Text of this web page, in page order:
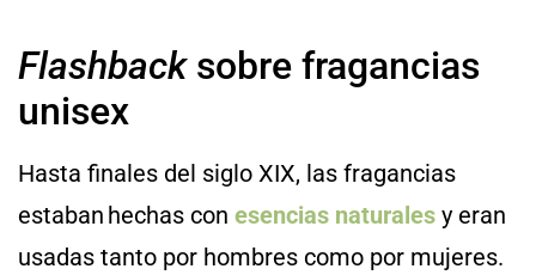
Flashbacksobre fragancias
unisex
Hasta finales del siglo XIX, las fragancias
estaban hechas con esencias naturales y eran
usadas tanto por hombres como por mujeres.